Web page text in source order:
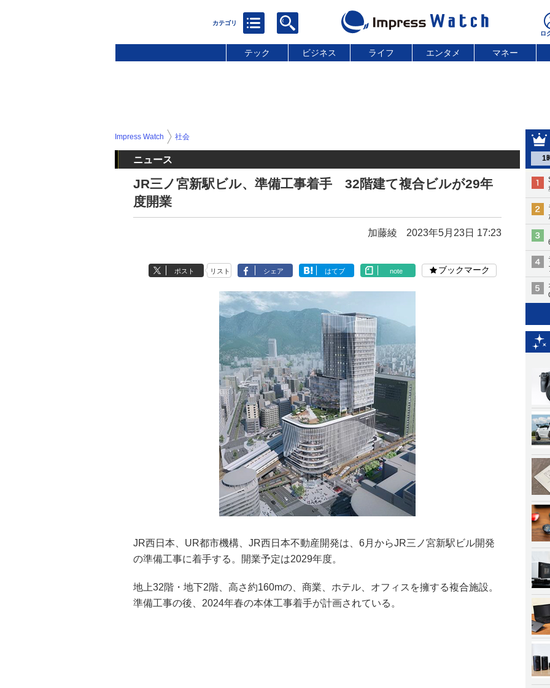
テック ビジネス ライフ エンタメ マネー
1
Impress Watch 社会
ニュース
JR三ノ宮新駅ビル、準備工事着手 32階建て複合ビルが29年
度開業
加藤綾 2023年5月23日 17:23
ポスト リスト シェア はてブ note ブックマーク
JR西日本、UR都市機構、JR西日本不動産開発は、6月からJR三ノ宮新駅ビル開発
の準備工事に着手する。開業予定は2029年度。
地上32階・地下2階、高さ約160mの、商業、ホテル、オフィスを擁する複合施設。
準備工事の後、2024年春の本体工事着手が計画されている。